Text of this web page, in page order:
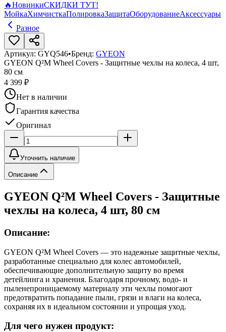
🔥НовинкиСКИДКИ ТУТ!
МойкаХимчисткаПолировкаЗащитаОборудованиеАксессуары
Разное
Артикул: GYQ546•Бренд: GYEON
GYEON Q²M Wheel Covers - Защитные чехлы на колеса, 4 шт,
80 см
4 399 ₽
Нет в наличии
Гарантия качества
Оригинал
Уточнить наличие
Описание
GYEON Q²M Wheel Covers - Защитные
чехлы на колеса, 4 шт, 80 см
Описание:
GYEON Q²M Wheel Covers — это надежные защитные чехлы,
разработанные специально для колес автомобилей,
обеспечивающие дополнительную защиту во время
детейлинга и хранения. Благодаря прочному, водо- и
пыленепроницаемому материалу эти чехлы помогают
предотвратить попадание пыли, грязи и влаги на колеса,
сохраняя их в идеальном состоянии и упрощая уход.
Для чего нужен продукт: